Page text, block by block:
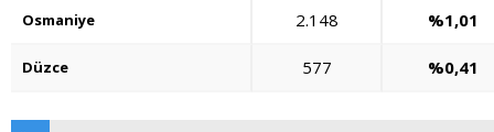
Osmaniye 2.148 %1,01
Düzce 577 %0,41